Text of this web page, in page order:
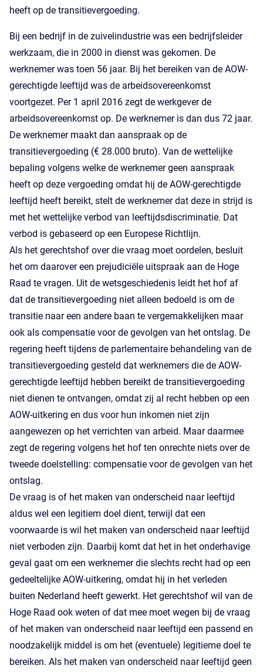
heeft op de transitievergoeding.
Bij een bedrijf in de zuivelindustrie was een bedrijfsleider
werkzaam, die in 2000 in dienst was gekomen. De
werknemer was toen 56 jaar. Bij het bereiken van de AOW-
gerechtigde leeftijd was de arbeidsovereenkomst
voortgezet. Per 1 april 2016 zegt de werkgever de
arbeidsovereenkomst op. De werknemer is dan dus 72 jaar.
De werknemer maakt dan aanspraak op de
transitievergoeding (€ 28.000 bruto). Van de wettelijke
bepaling volgens welke de werknemer geen aanspraak
heeft op deze vergoeding omdat hij de AOW-gerechtigde
leeftijd heeft bereikt, stelt de werknemer dat deze in strijd is
met het wettelijke verbod van leeftijdsdiscriminatie. Dat
verbod is gebaseerd op een Europese Richtlijn.
Als het gerechtshof over die vraag moet oordelen, besluit
het om daarover een prejudiciële uitspraak aan de Hoge
Raad te vragen. Uit de wetsgeschiedenis leidt het hof af
dat de transitievergoeding niet alleen bedoeld is om de
transitie naar een andere baan te vergemakkelijken maar
ook als compensatie voor de gevolgen van het ontslag. De
regering heeft tijdens de parlementaire behandeling van de
transitievergoeding gesteld dat werknemers die de AOW-
gerechtigde leeftijd hebben bereikt de transitievergoeding
niet dienen te ontvangen, omdat zij al recht hebben op een
AOW-uitkering en dus voor hun inkomen niet zijn
aangewezen op het verrichten van arbeid. Maar daarmee
zegt de regering volgens het hof ten onrechte niets over de
tweede doelstelling: compensatie voor de gevolgen van het
ontslag.
De vraag is of het maken van onderscheid naar leeftijd
aldus wel een legitiem doel dient, terwijl dat een
voorwaarde is wil het maken van onderscheid naar leeftijd
niet verboden zijn. Daarbij komt dat het in het onderhavige
geval gaat om een werknemer die slechts recht had op een
gedeeltelijke AOW-uitkering, omdat hij in het verleden
buiten Nederland heeft gewerkt. Het gerechtshof wil van de
Hoge Raad ook weten of dat mee moet wegen bij de vraag
of het maken van onderscheid naar leeftijd een passend en
noodzakelijk middel is om het (eventuele) legitieme doel te
bereiken. Als het maken van onderscheid naar leeftijd geen